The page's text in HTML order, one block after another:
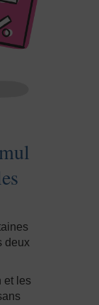
deux
et les